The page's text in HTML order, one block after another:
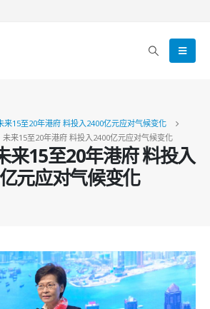
来15至20年港府 料投入2400亿元应对气候变化
未来15至20年港府 料投入2400亿元应对气候变化
来15至20年港府 料投入
元应对气候变化